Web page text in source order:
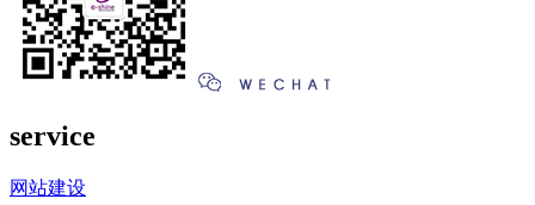
service
网站建设